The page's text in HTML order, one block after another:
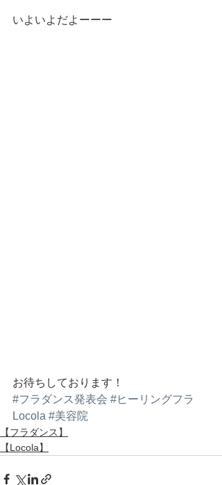
いよいよだよーーー
お待ちしております！
#フラダンス発表会 #ヒーリングフラ
Locola #美容院
【フラダンス】
【Locola】